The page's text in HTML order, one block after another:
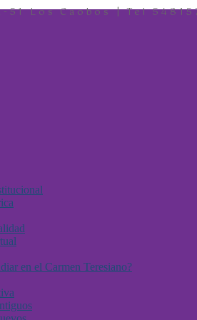
51 Los Caobos | Tel
en el Carmen Teresiano?